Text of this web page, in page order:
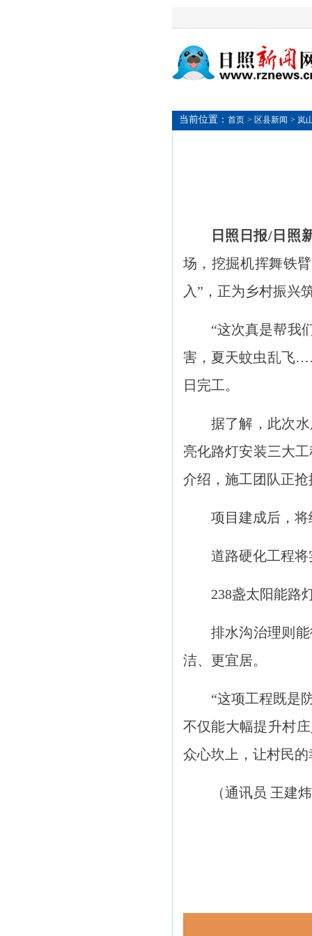
当前位置： 首页 > 区县新闻 > 岚
日照日报/日照
场，挖掘机挥舞铁
入”，正为乡村振兴
“这次真是帮我
害，夏天蚊虫乱飞
日完工。
据了解，此次
亮化路灯安装三大
介绍，施工团队正
项目建成后，
道路硬化工程
238盏太阳能路
排水沟治理则
洁、更宜居。
“这项工程既是
不仅能大幅提升村
众心坎上，让村民
（通讯员 王建